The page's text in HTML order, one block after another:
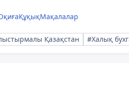
ҚұқықМақалалар
Қазақстан #Халық